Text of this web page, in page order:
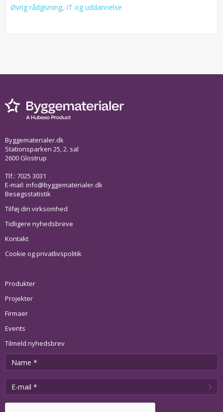
Øvrig rådgivning, IT og uddannelse
Byggematerialer.dk
Stationsparken 25, 2. sal
2600 Glostrup
Tlf.: 7025 3031
E-mail: info@byggematerialer.dk
Besøgsstatistik
Tilføj din virksomhed
Tidligere nyhedsbreve
Kontakt
Cookie og privatlivspolitik
Produkter
Projekter
Firmaer
Events
Tilmeld nyhedsbrev